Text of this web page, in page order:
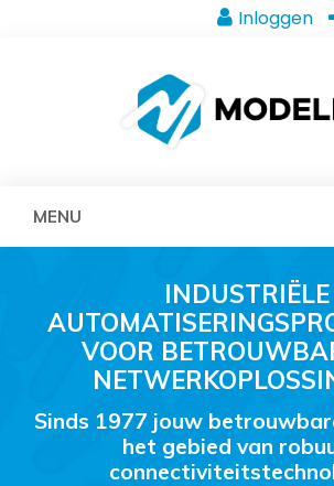
Inloggen
MENU
INDUSTRIËLE
VOOR
Sinds 1977 jouw
het gebied van